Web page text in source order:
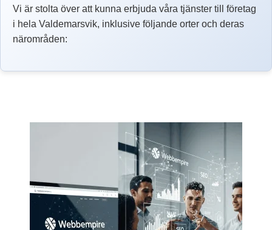
Vi är stolta över att kunna erbjuda våra tjänster till företag
i hela Valdemarsvik, inklusive följande orter och deras
närområden: